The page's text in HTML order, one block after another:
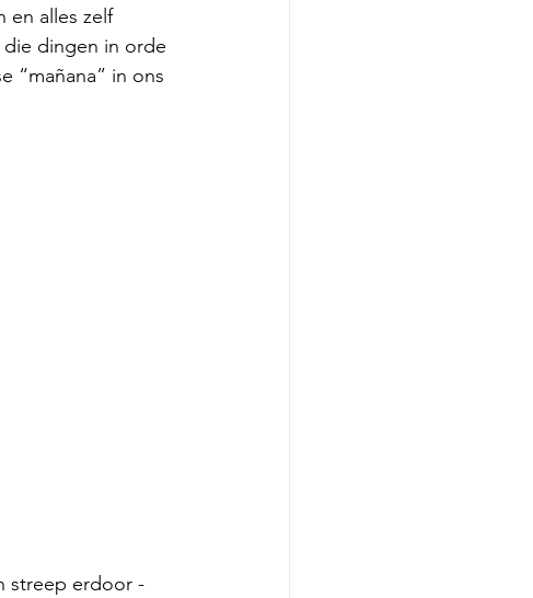
en alles zelf
die dingen in orde
“mañana” in ons
streep erdoor -